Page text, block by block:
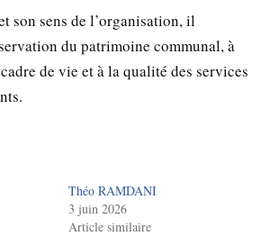
son sens de l’organisation, il
du patrimoine communal, à
de vie et à la qualité des services
Théo RAMDANI
3 juin 2026
Article similaire